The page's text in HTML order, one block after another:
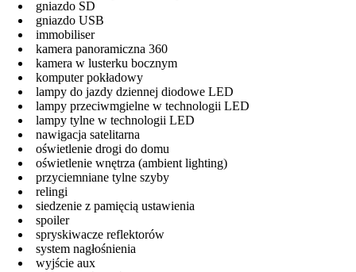
gniazdo SD
gniazdo USB
immobiliser
kamera panoramiczna 360
kamera w lusterku bocznym
komputer pokładowy
lampy do jazdy dziennej diodowe LED
lampy przeciwmgielne w technologii LED
lampy tylne w technologii LED
nawigacja satelitarna
oświetlenie drogi do domu
oświetlenie wnętrza (ambient lighting)
przyciemniane tylne szyby
relingi
siedzenie z pamięcią ustawienia
spoiler
spryskiwacze reflektorów
system nagłośnienia
wyjście aux